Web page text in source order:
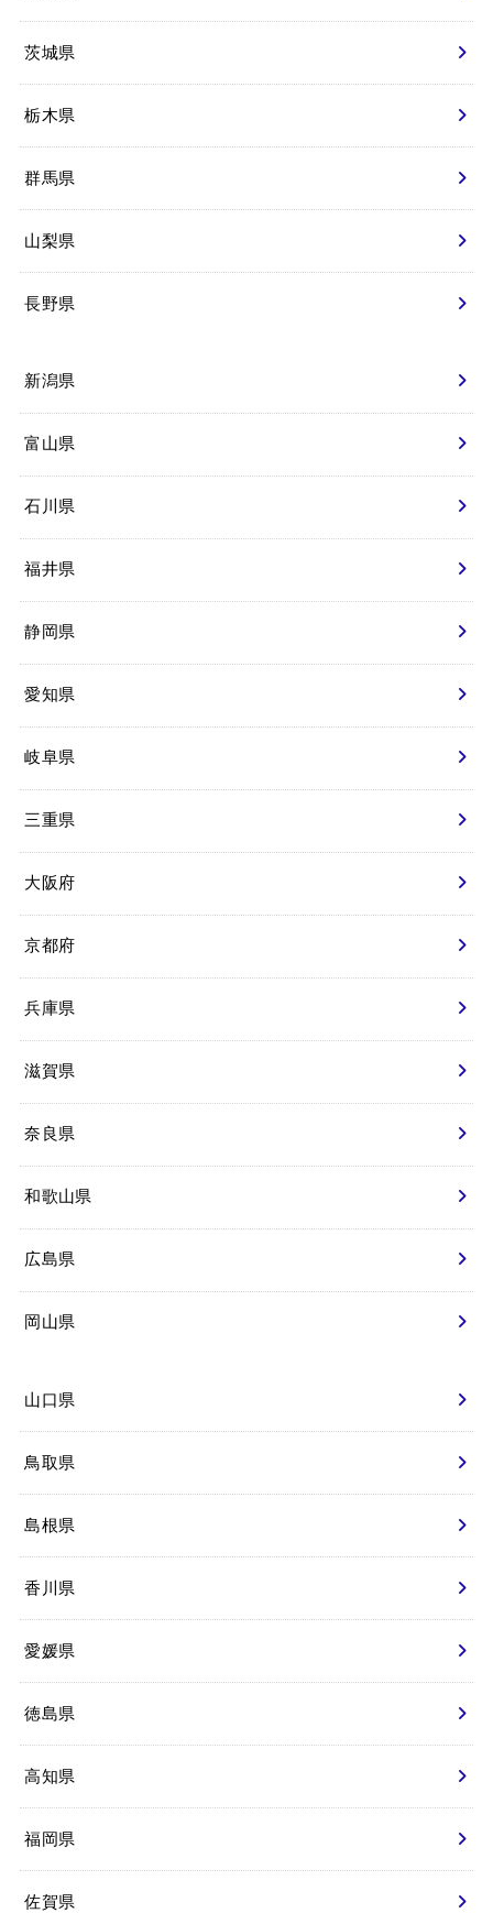
茨城県
栃木県
群馬県
山梨県
長野県
新潟県
富山県
石川県
福井県
静岡県
愛知県
岐阜県
三重県
大阪府
京都府
兵庫県
滋賀県
奈良県
和歌山県
広島県
岡山県
山口県
鳥取県
島根県
香川県
愛媛県
徳島県
高知県
福岡県
佐賀県